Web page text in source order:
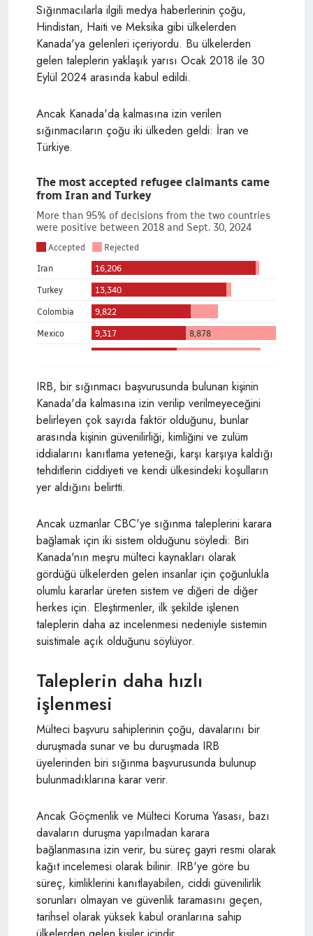
Sığınmacılarla ilgili medya haberlerinin çoğu,
Hindistan, Haiti ve Meksika gibi ülkelerden
Kanada'ya gelenleri içeriyordu. Bu ülkelerden
gelen taleplerin yaklaşık yarısı Ocak 2018 ile 30
Eylül 2024 arasında kabul edildi.
Ancak Kanada'da kalmasına izin verilen
sığınmacıların çoğu iki ülkeden geldi: İran ve
Türkiye.
IRB, bir sığınmacı başvurusunda bulunan kişinin
Kanada'da kalmasına izin verilip verilmeyeceğini
belirleyen çok sayıda faktör olduğunu, bunlar
arasında kişinin güvenilirliği, kimliğini ve zulüm
iddialarını kanıtlama yeteneği, karşı karşıya kaldığı
tehditlerin ciddiyeti ve kendi ülkesindeki koşulların
yer aldığını belirtti.
Ancak uzmanlar CBC'ye sığınma taleplerini karara
bağlamak için iki sistem olduğunu söyledi: Biri
Kanada'nın meşru mülteci kaynakları olarak
gördüğü ülkelerden gelen insanlar için çoğunlukla
olumlu kararlar üreten sistem ve diğeri de diğer
herkes için. Eleştirmenler, ilk şekilde işlenen
taleplerin daha az incelenmesi nedeniyle sistemin
suistimale açık olduğunu söylüyor.
Taleplerin daha hızlı
işlenmesi
Mülteci başvuru sahiplerinin çoğu, davalarını bir
duruşmada sunar ve bu duruşmada IRB
üyelerinden biri sığınma başvurusunda bulunup
bulunmadıklarına karar verir.
Ancak Göçmenlik ve Mülteci Koruma Yasası, bazı
davaların duruşma yapılmadan karara
bağlanmasına izin verir, bu süreç gayri resmi olarak
kağıt incelemesi olarak bilinir. IRB'ye göre bu
süreç, kimliklerini kanıtlayabilen, ciddi güvenilirlik
sorunları olmayan ve güvenlik taramasını geçen,
tarihsel olarak yüksek kabul oranlarına sahip